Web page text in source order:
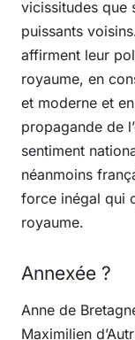
vicissitudes que
puissants
affirment leur
royaume, en
et moderne et
propagande de
sentiment
néanmoins
force inégal qui
royaume.
Annexée ?
Anne de
Maximilien